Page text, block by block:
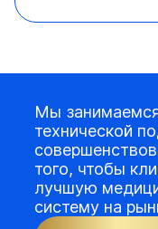
Мы
технической
того, чтобы
лучшую
систему на